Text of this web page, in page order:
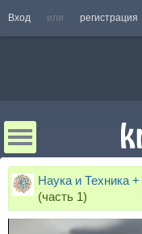
Вход или регистрация
Наука и Техника +
(часть 1)